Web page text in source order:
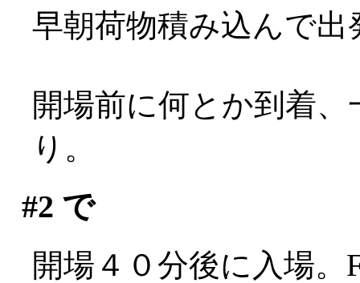
早朝荷物積み込んで
開場前に何とか到着
り。
#2 で
開場４０分後に入場